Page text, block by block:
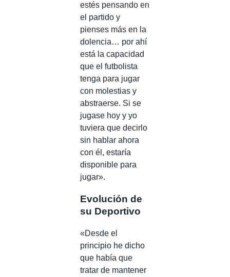
estés pensando en
el partido y
pienses más en la
dolencia… por ahí
está la capacidad
que el futbolista
tenga para jugar
con molestias y
abstraerse. Si se
jugase hoy y yo
tuviera que decirlo
sin hablar ahora
con él, estaría
disponible para
jugar».
Evolución de
su Deportivo
«Desde el
principio he dicho
que había que
tratar de mantener